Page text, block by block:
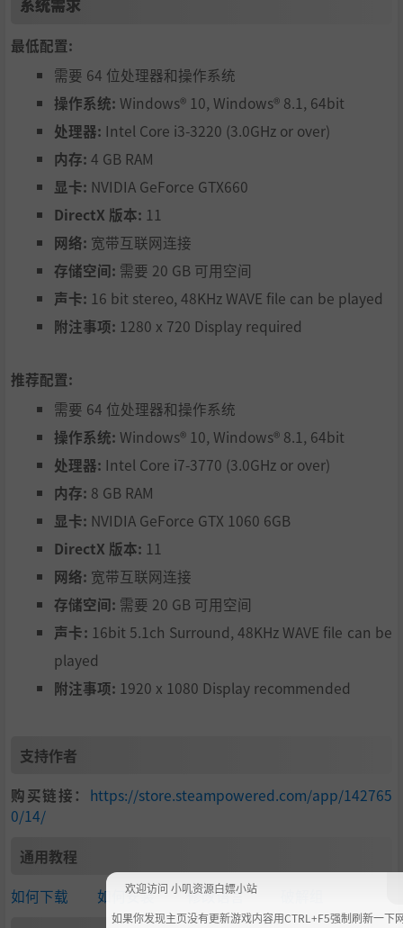
最低配置:
需要 64 位处理器和操作系统
操作系统: Windows® 10, Windows® 8.1, 64bit
处理器: Intel Core i3-3220 (3.0GHz or over)
内存: 4 GB RAM
显卡: NVIDIA GeForce GTX660
DirectX 版本: 11
网络: 宽带互联网连接
存储空间: 需要 20 GB 可用空间
声卡: 16 bit stereo, 48KHz WAVE file can be played
附注事项: 1280 x 720 Display required
推荐配置:
需要 64 位处理器和操作系统
操作系统: Windows® 10, Windows® 8.1, 64bit
处理器: Intel Core i7-3770 (3.0GHz or over)
内存: 8 GB RAM
显卡: NVIDIA GeForce GTX 1060 6GB
DirectX 版本: 11
网络: 宽带互联网连接
存储空间: 需要 20 GB 可用空间
声卡: 16bit 5.1ch Surround, 48KHz WAVE file can be
played
附注事项: 1920 x 1080 Display recommended
支持作者
购买链接： https://store.steampowered.com/app/142765
0/14/
通用教程
如何下载 如何安装 修改语言
欢迎访问 小叽资源白嫖小站
如果你发现主页没有更新游戏内容用CTRL+F5强制刷新一下